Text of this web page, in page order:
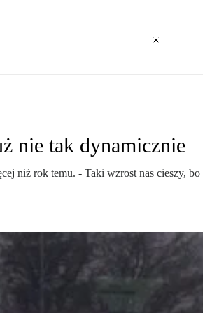
nie tak dynamicznie
niż rok temu. - Taki wzrost nas cieszy,